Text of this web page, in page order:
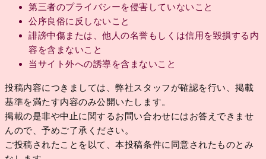
第三者のプライバシーを侵害していないこと
公序良俗に反しないこと
誹謗中傷または、他人の名誉もしくは信用を毀損する内
容を含まないこと
当サイト外への誘導を含まないこと
投稿内容につきましては、弊社スタッフが確認を行い、掲載
基準を満たす内容のみ公開いたします。
掲載の是非や中止に関するお問い合わせにはお答えできませ
んので、予めご了承ください。
ご投稿されたことを以て、本投稿条件に同意されたものとみ